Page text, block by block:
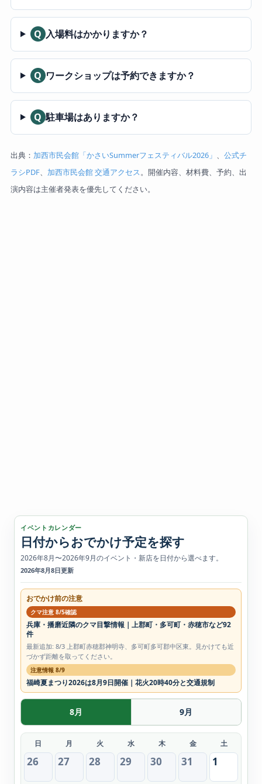
Q 入場料はかかりますか？
Q ワークショップは予約できますか？
Q 駐車場はありますか？
出典： 加西市民会館「かさいSummerフェスティバル2026」 、 公式チ
ラシPDF、 加西市民会館 交通アクセス。開催内容、材料費、予約、出
演内容は主催者発表を優先してください。
イベントカレンダー
日付からおでかけ予定を探す
2026年8月〜2026年9月のイベント・新店を日付から選べます。
2026年8月8日更新
おでかけ前の注意
クマ注意 8/5確認
兵庫・播磨近隣のクマ目撃情報｜上郡町・多可町・赤穂市など92
件
最新追加: 8/3 上郡町赤穂郡神明寺、多可町多可郡中区東。見かけても近
づかず距離を取ってください。
注意情報 8/9
福崎夏まつり2026は8月9日開催｜花火20時40分と交通規制
8月 9月
日 月 火 水 木 金 土
26 27 28 29 30 31 1